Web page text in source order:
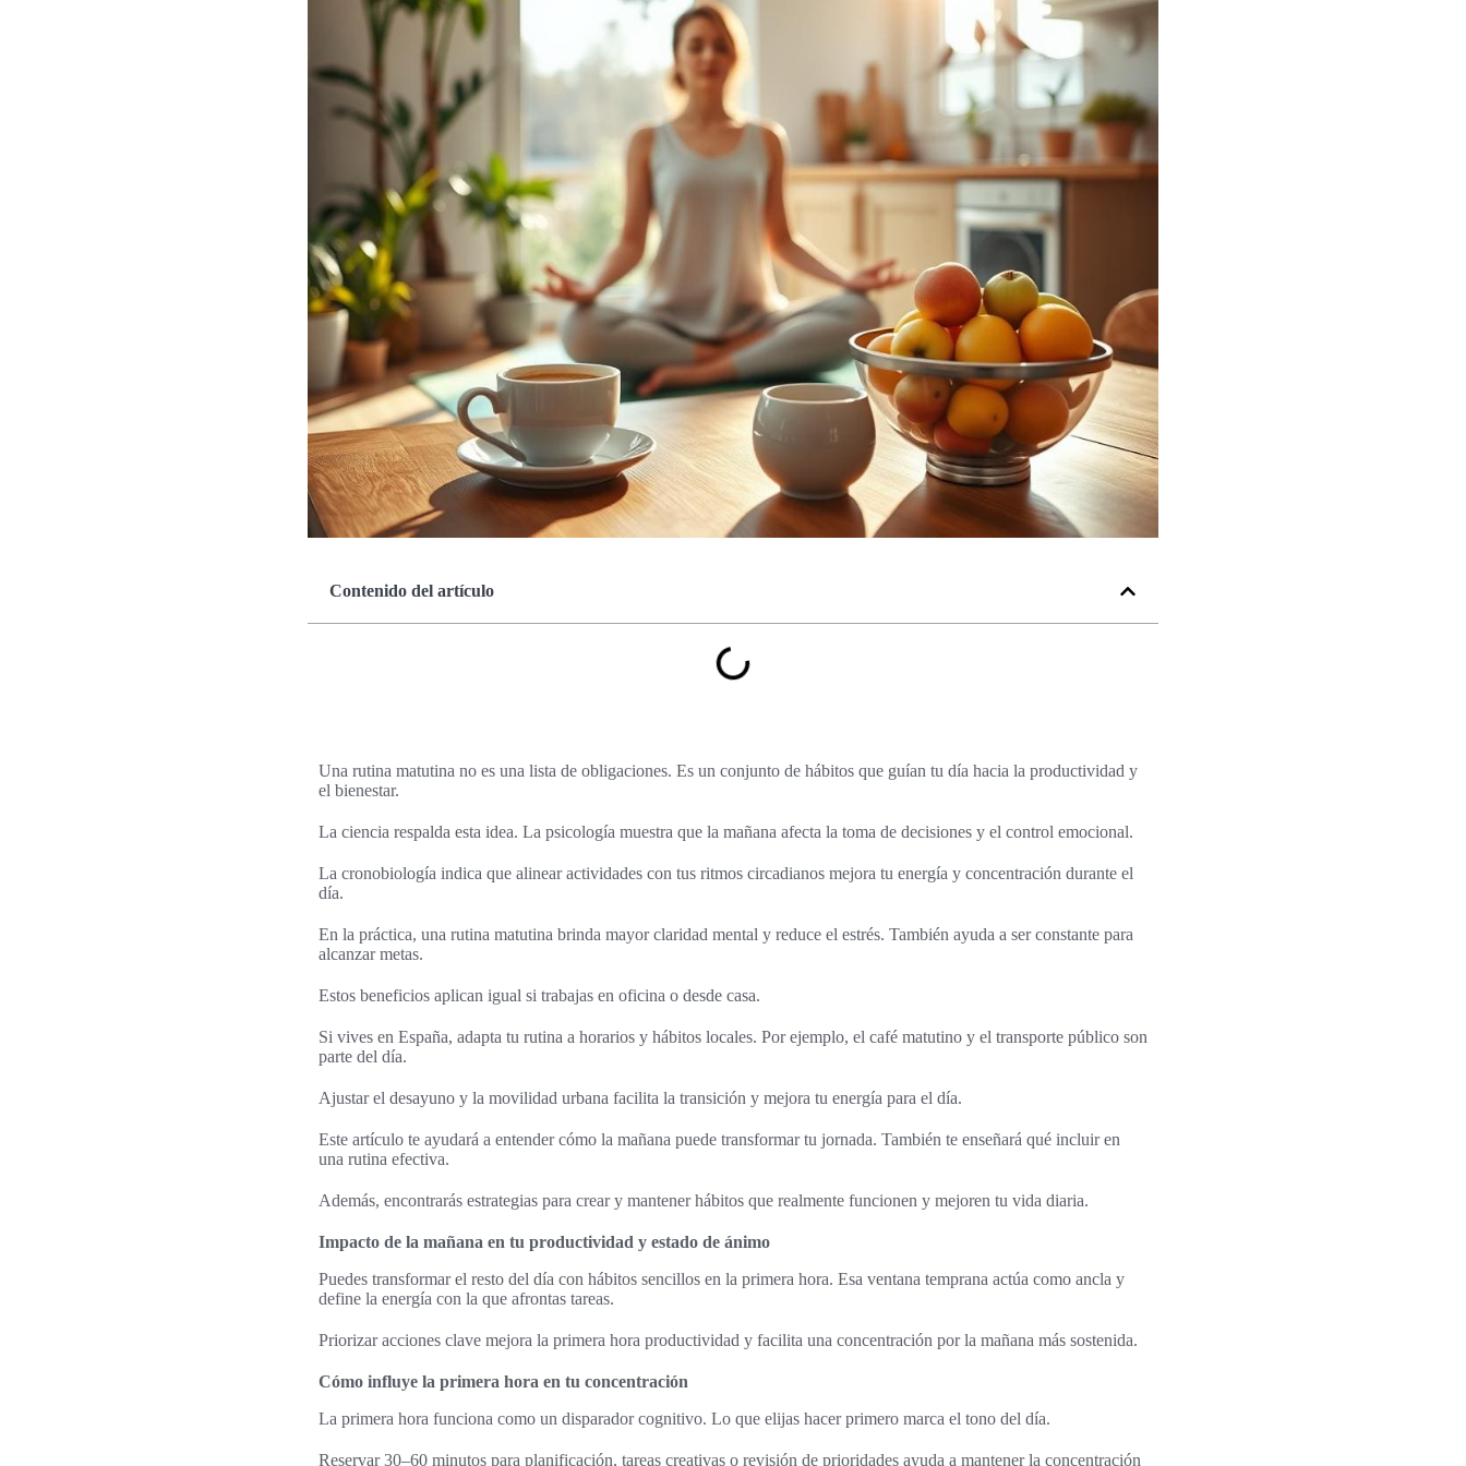
Contenido del artículo
Una rutina matutina no es una lista de obligaciones. Es un conjunto de hábitos que guían tu día hacia la productividad y
el bienestar.
La ciencia respalda esta idea. La psicología muestra que la mañana afecta la toma de decisiones y el control emocional.
La cronobiología indica que alinear actividades con tus ritmos circadianos mejora tu energía y concentración durante el
día.
En la práctica, una rutina matutina brinda mayor claridad mental y reduce el estrés. También ayuda a ser constante para
alcanzar metas.
Estos beneficios aplican igual si trabajas en oficina o desde casa.
Si vives en España, adapta tu rutina a horarios y hábitos locales. Por ejemplo, el café matutino y el transporte público son
parte del día.
Ajustar el desayuno y la movilidad urbana facilita la transición y mejora tu energía para el día.
Este artículo te ayudará a entender cómo la mañana puede transformar tu jornada. También te enseñará qué incluir en
una rutina efectiva.
Además, encontrarás estrategias para crear y mantener hábitos que realmente funcionen y mejoren tu vida diaria.
Impacto de la mañana en tu productividad y estado de ánimo
Puedes transformar el resto del día con hábitos sencillos en la primera hora. Esa ventana temprana actúa como ancla y
define la energía con la que afrontas tareas.
Priorizar acciones clave mejora la primera hora productividad y facilita una concentración por la mañana más sostenida.
Cómo influye la primera hora en tu concentración
La primera hora funciona como un disparador cognitivo. Lo que elijas hacer primero marca el tono del día.
Reservar 30–60 minutos para planificación, tareas creativas o revisión de prioridades ayuda a mantener la concentración